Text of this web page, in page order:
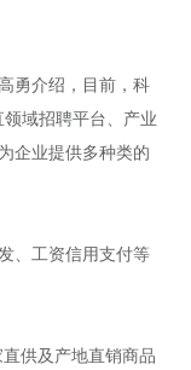
勇介绍，目前，科
域招聘平台、产业
企业提供多种类的
、工资信用支付等
供及产地直销商品